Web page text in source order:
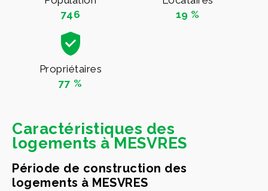
746
19 %
Propriétaires
77 %
Caractéristiques des
logements à MESVRES
Période de construction des
logements à MESVRES